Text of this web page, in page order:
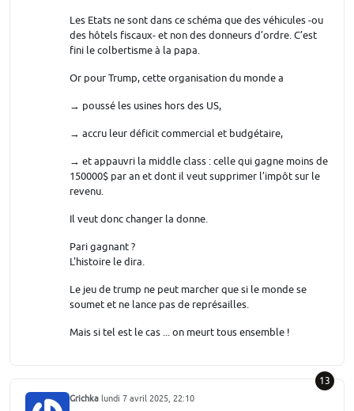
Les Etats ne sont dans ce schéma que des véhicules -ou
des hôtels fiscaux- et non des donneurs d’ordre. C’est
fini le colbertisme à la papa.
Or pour Trump, cette organisation du monde a
→ poussé les usines hors des US,
→ accru leur déficit commercial et budgétaire,
→ et appauvri la middle class : celle qui gagne moins de
150000$ par an et dont il veut supprimer l’impôt sur le
revenu.
Il veut donc changer la donne.
Pari gagnant ?
L'histoire le dira.
Le jeu de trump ne peut marcher que si le monde se
soumet et ne lance pas de représailles.
Mais si tel est le cas ... on meurt tous ensemble !
13
Grichka lundi 7 avril 2025, 22:10